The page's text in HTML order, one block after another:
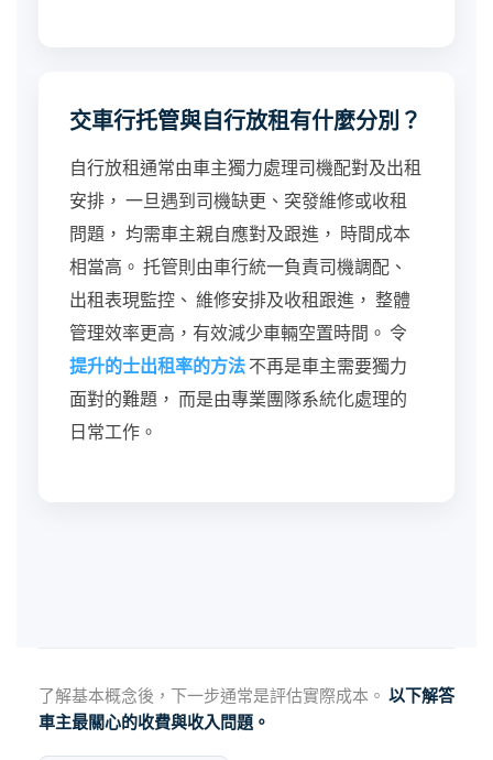
交車行托管與自行放租有什麼分別？
自行放租通常由車主獨力處理司機配對及出租
安排， 一旦遇到司機缺更、突發維修或收租
問題， 均需車主親自應對及跟進， 時間成本
相當高。 托管則由車行統一負責司機調配、
出租表現監控、 維修安排及收租跟進， 整體
管理效率更高，有效減少車輛空置時間。 令
提升的士出租率的方法 不再是車主需要獨力
面對的難題， 而是由專業團隊系統化處理的
日常工作。
了解基本概念後，下一步通常是評估實際成本。 以下解答
車主最關心的收費與收入問題。